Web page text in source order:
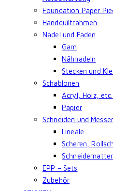
Foundation Paper
Handquiltrahmen
Nadel und Faden
Garn
Nähnadeln
Stecken und
Schablonen
Acryl, Holz, etc.
Papier
Schneiden und
Lineale
Scheren,
EPP – Sets
Zubehör